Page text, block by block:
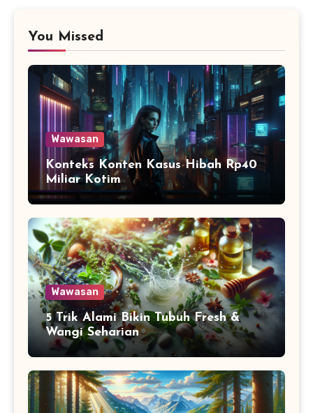
You Missed
Wawasan
Konteks Konten Kasus Hibah Rp40
Miliar Kotim
Wawasan
5 Trik Alami Bikin Tubuh Fresh &
Wangi Seharian